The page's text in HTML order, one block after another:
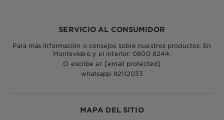
MAPA DEL SITIO
SERVICIO AL CONSUMIDOR
Para más información o consejos sobre nuestros productos: En
Montevideo y el interior: 0800 8244.
O escribe al: [email protected]
whatsapp 92112033